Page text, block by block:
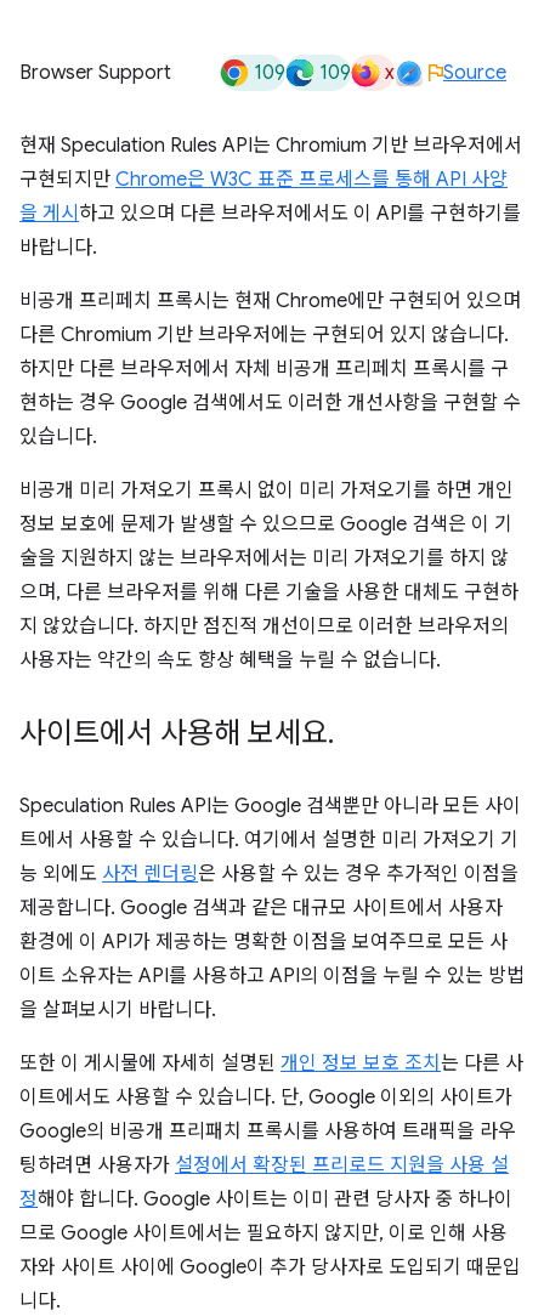
Browser Support 109 109 x Source
현재 Speculation Rules API는 Chromium 기반 브라우저에서
구현되지만 Chrome은 W3C 표준 프로세스를 통해 API 사양
을 게시 하고 있으며 다른 브라우저에서도 이 API를 구현하기를
바랍니다.
비공개 프리페치 프록시는 현재 Chrome에만 구현되어 있으며
다른 Chromium 기반 브라우저에는 구현되어 있지 않습니다.
하지만 다른 브라우저에서 자체 비공개 프리페치 프록시를 구
현하는 경우 Google 검색에서도 이러한 개선사항을 구현할 수
있습니다.
비공개 미리 가져오기 프록시 없이 미리 가져오기를 하면 개인
정보 보호에 문제가 발생할 수 있으므로 Google 검색은 이 기
술을 지원하지 않는 브라우저에서는 미리 가져오기를 하지 않
으며, 다른 브라우저를 위해 다른 기술을 사용한 대체도 구현하
지 않았습니다. 하지만 점진적 개선이므로 이러한 브라우저의
사용자는 약간의 속도 향상 혜택을 누릴 수 없습니다.
사이트에서 사용해 보세요.
Speculation Rules API는 Google 검색뿐만 아니라 모든 사이
트에서 사용할 수 있습니다. 여기에서 설명한 미리 가져오기 기
능 외에도 사전 렌더링은 사용할 수 있는 경우 추가적인 이점을
제공합니다. Google 검색과 같은 대규모 사이트에서 사용자
환경에 이 API가 제공하는 명확한 이점을 보여주므로 모든 사
이트 소유자는 API를 사용하고 API의 이점을 누릴 수 있는 방법
을 살펴보시기 바랍니다.
또한 이 게시물에 자세히 설명된 개인 정보 보호 조치 는 다른 사
이트에서도 사용할 수 있습니다. 단, Google 이외의 사이트가
Google의 비공개 프리패치 프록시를 사용하여 트래픽을 라우
팅하려면 사용자가 설정에서 확장된 프리로드 지원을 사용 설
정해야 합니다. Google 사이트는 이미 관련 당사자 중 하나이
므로 Google 사이트에서는 필요하지 않지만, 이로 인해 사용
자와 사이트 사이에 Google이 추가 당사자로 도입되기 때문입
니다.